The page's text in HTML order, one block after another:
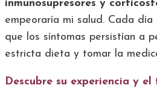
inmunosupresores y
empeoraría mi salud. Cada
que los síntomas persistían a
estricta dieta y tomar la
Descubre su experiencia y